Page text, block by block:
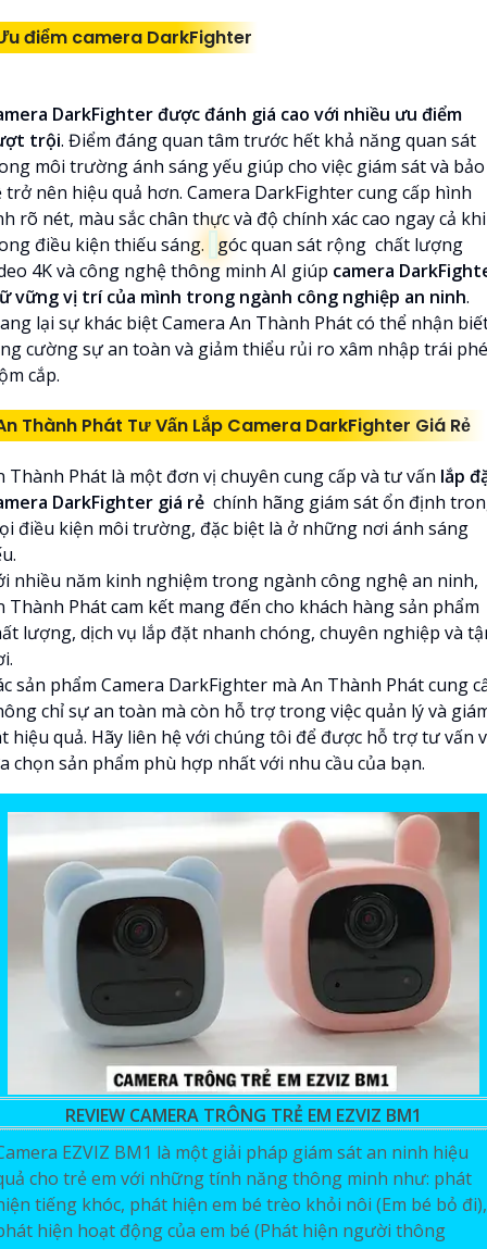
điểm camera DarkFighter
DarkFighter được đánh giá cao với nhiều ưu điểm
trội. Điểm đáng quan tâm trước hết khả năng quan sát
môi trường ánh sáng yếu giúp cho việc giám sát và bảo
trở nên hiệu quả hơn. Camera DarkFighter cung cấp hình
rõ nét, màu sắc chân thực và độ chính xác cao ngay cả khi
điều kiện thiếu sáng.
góc quan sát rộng chất lượng
4K và công nghệ thông minh AI giúp camera
vững vị trí của mình trong ngành công nghiệp an ninh.
lại sự khác biệt Camera An Thành Phát có thể nhận
cường sự an toàn và giảm thiểu rủi ro xâm nhập trái
cắp.
Thành Phát Tư Vấn Lắp Camera DarkFighter Giá Rẻ
Thành Phát là một đơn vị chuyên cung cấp và tư vấn lắp
DarkFighter giá rẻ chính hãng giám sát ổn định
điều kiện môi trường, đặc biệt là ở những nơi ánh sáng
nhiều năm kinh nghiệm trong ngành công nghệ an ninh,
Thành Phát cam kết mang đến cho khách hàng sản phẩm
lượng, dịch vụ lắp đặt nhanh chóng, chuyên nghiệp và
sản phẩm Camera DarkFighter mà An Thành Phát cung
chỉ sự an toàn mà còn hỗ trợ trong việc quản lý và
hiệu quả. Hãy liên hệ với chúng tôi để được hỗ trợ tư vấn
chọn sản phẩm phù hợp nhất với nhu cầu của bạn.
REVIEW CAMERA TRÔNG TRẺ EM EZVIZ BM1
EZVIZ BM1 là một giải pháp giám sát an ninh hiệu
cho trẻ em với những tính năng thông minh như: phát
tiếng khóc, phát hiện em bé trèo khỏi nôi (Em bé bỏ đi),
hiện hoạt động của em bé (Phát hiện người thông